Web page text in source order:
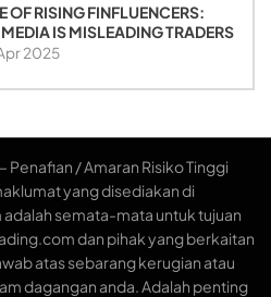
OF RISING FINFLUENCERS:
IS MISLEADING TRADERS
2025
/ Amaran Risiko Tinggi
yang disediakan di
semata-mata untuk tujuan
dan pihak yang berkaitan
atas sebarang kerugian atau
dagangan anda. Adalah penting